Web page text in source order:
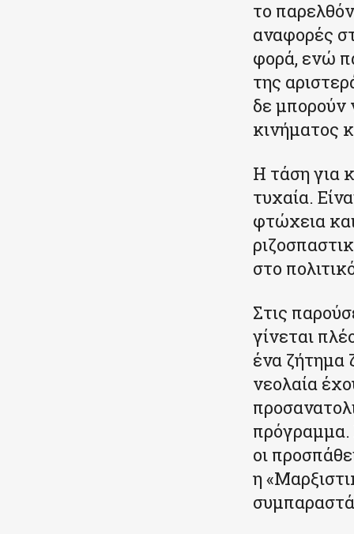
το
αναφορές
φορά, ενώ
της
δε μπορούν
κινήματος
Η τάση για
τυχαία.
φτώχεια
στο
Στις
γίνεται
ένα ζήτημα
νεολαία
πρόγραμμα.
οι
η